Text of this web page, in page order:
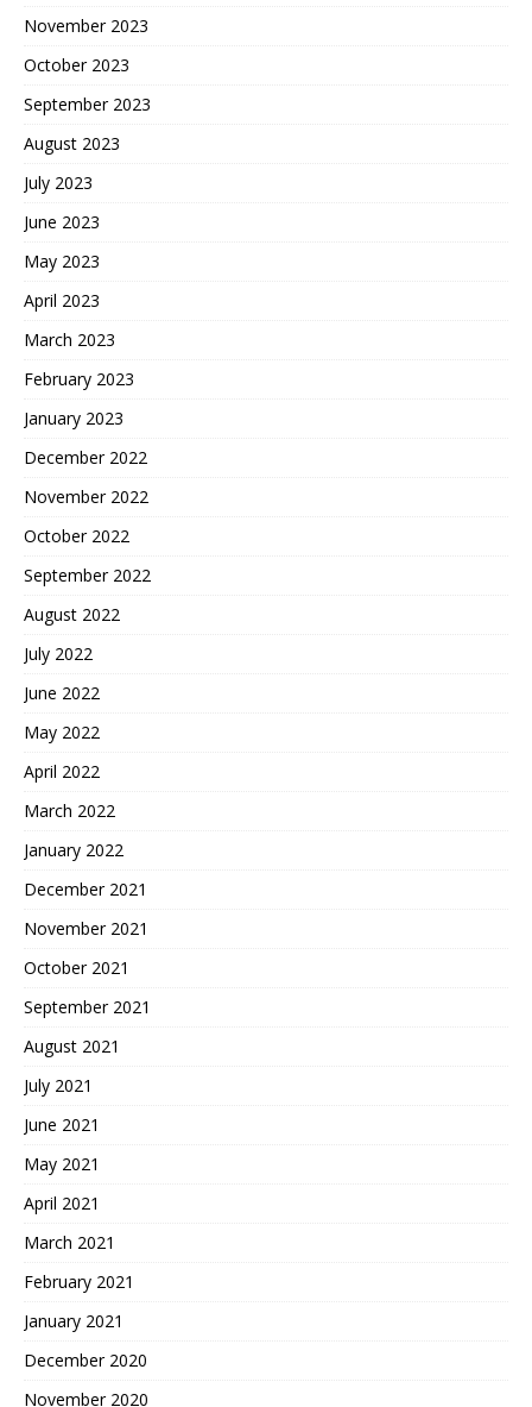
November 2023
October 2023
September 2023
August 2023
July 2023
June 2023
May 2023
April 2023
March 2023
February 2023
January 2023
December 2022
November 2022
October 2022
September 2022
August 2022
July 2022
June 2022
May 2022
April 2022
March 2022
January 2022
December 2021
November 2021
October 2021
September 2021
August 2021
July 2021
June 2021
May 2021
April 2021
March 2021
February 2021
January 2021
December 2020
November 2020